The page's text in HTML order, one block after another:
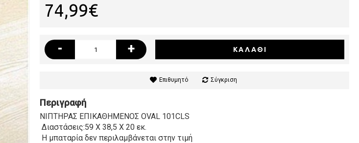
74,99€
- + ΚΑΛΆΘΙ
Επιθυμητό Σύγκριση
Περιγραφή
ΝΙΠΤΗΡΑΣ ΕΠΙΚΑΘΗΜΕΝΟΣ OVAL 101CLS
Διαστάσεις:59 Χ 38,5 Χ 20 εκ.
Η μπαταρία δεν περιλαμβάνεται στην τιμή